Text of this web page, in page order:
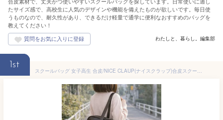
たサイズ感で、高校生に人気のデザインや機能を備えたものが欲しいです。毎日使
うものなので、耐久性があり、できるだけ軽量で通学に便利なおすすめのバッグを
教えてください！
わたしと、暮らし。編集部
1st
スクールバッグ 女子高生 合皮/NICE CLAUP(ナイスクラップ)合皮スクールバッグ[nc378]2021年 新作 スクールバック 高校生 中学生 中学校 女子 ティーン 女子中学生 通学かばん 通学鞄 中学 女子 通学バッグ 可愛い おしゃれ 女子 サブバッグ ショルダー 黒 茶色